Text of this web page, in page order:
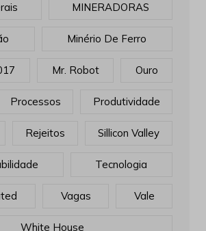
MINERADORAS
Minério De Ferro
Mr. Robot Ouro
Processos Produtividade
Rejeitos Sillicon Valley
Tecnologia
Vagas Vale
White House